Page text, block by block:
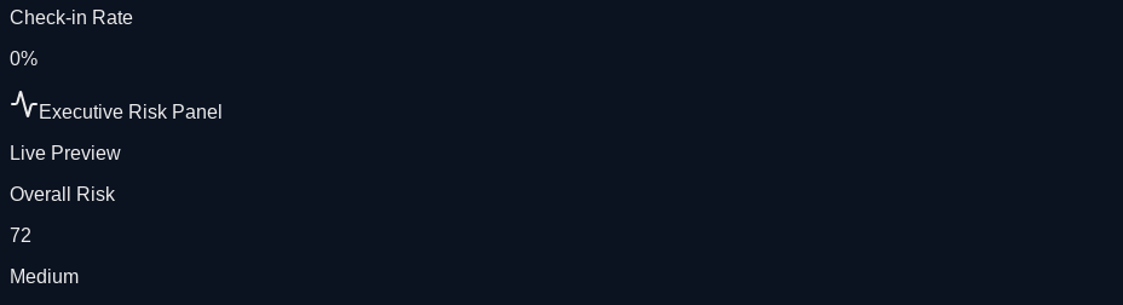
Check-in Rate
0%
Executive Risk Panel
Live Preview
Overall Risk
72
Medium